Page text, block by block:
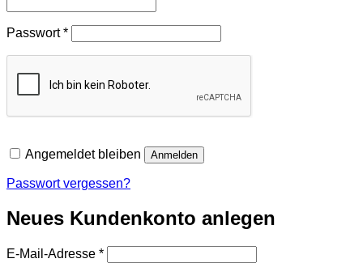
Passwort*Erforderlich
Angemeldet bleiben Anmelden
Passwort vergessen?
Neues Kundenkonto anlegen
E-Mail-Adresse *Erforderlich